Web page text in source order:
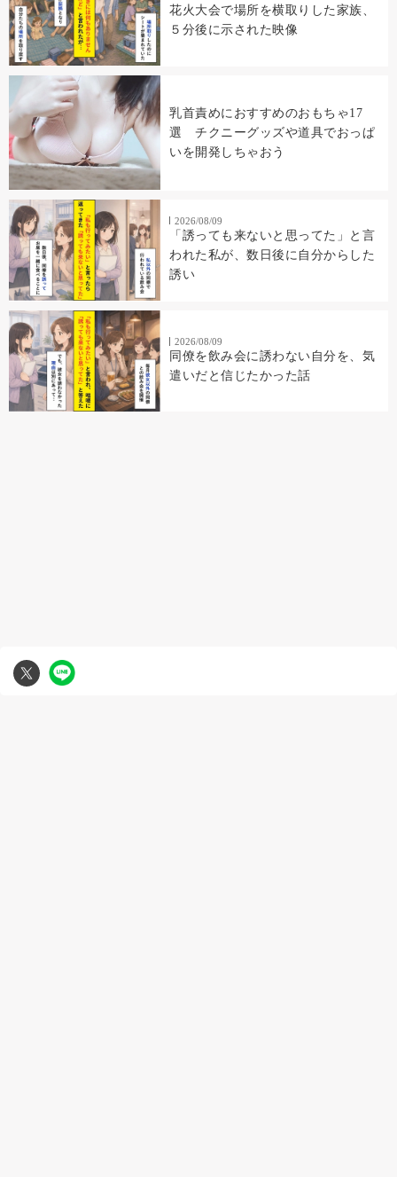
花火大会で場所を横取りした家族、
５分後に示された映像
乳首責めにおすすめのおもちゃ17
選 チクニーグッズや道具でおっぱ
いを開発しちゃおう
2026/08/09
「誘っても来ないと思ってた」と言
われた私が、数日後に自分からした
誘い
2026/08/09
同僚を飲み会に誘わない自分を、気
遣いだと信じたかった話